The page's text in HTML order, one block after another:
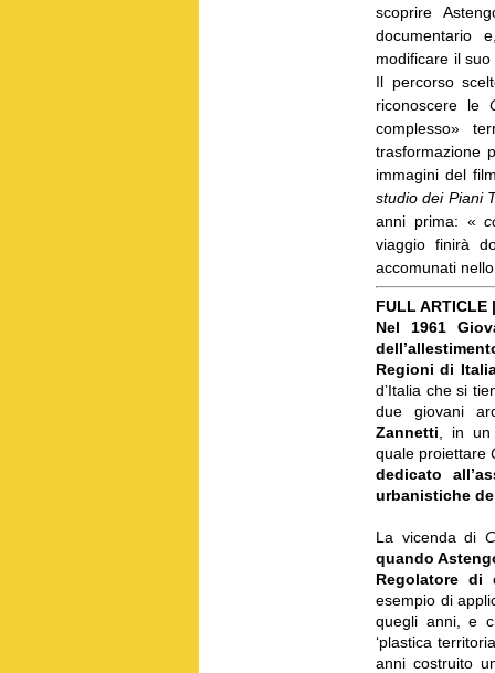
scoprire
documentario
modificare il
Il percorso
riconoscere le
complesso»
trasformazione
immagini del
studio dei Piani
anni prima: «
viaggio finirà
accomunati
FULL ARTICLE |
Nel 1961
Regioni di
d’Italia che si
due giovani
Zannetti , in
quale proiettare
dedicato
urbanistiche
La vicenda di
quando
Regolatore di
esempio di
quegli anni, e
‘plastica
anni costruito